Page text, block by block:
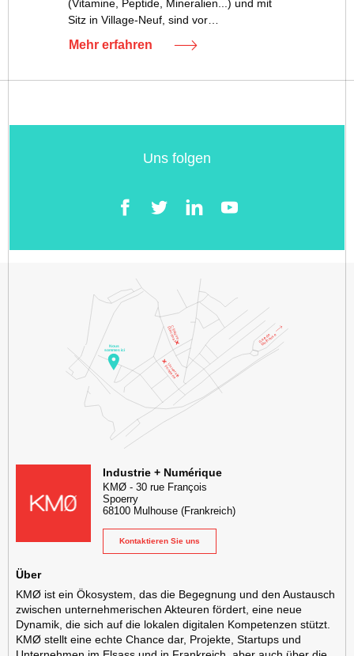
(Vitamine, Peptide, Mineralien...) und mit
Sitz in Village-Neuf, sind vor…
Mehr erfahren
Uns folgen
KMØ Lieu d'innovation dédié à la transformation digitale de
Industrie + Numérique
KMØ- 30 rue François
Spoerry
68100 Mulhouse (Frankreich)
Kontaktieren Sie uns
Über
KMØ ist ein Ökosystem, das die Begegnung und den Austausch
zwischen unternehmerischen Akteuren fördert, eine neue
Dynamik, die sich auf die lokalen digitalen Kompetenzen stützt.
KMØ stellt eine echte Chance dar, Projekte, Startups und